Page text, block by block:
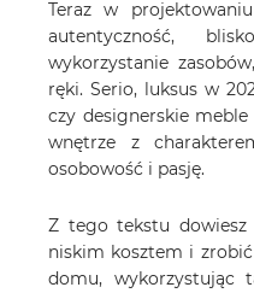
Teraz w
autentyczność,
wykorzystanie
ręki. Serio, luksus w
czy designerskie
wnętrze z
osobowość i pasję.
Z tego tekstu dowiesz
niskim kosztem i
domu, wykorzystując